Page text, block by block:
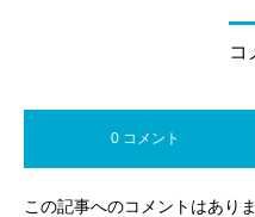
コ
0 コメント
この記事へのコメントはありま